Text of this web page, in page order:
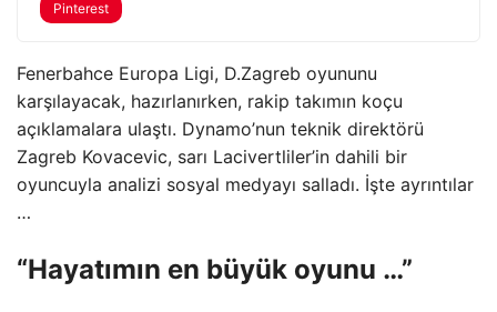
Pinterest
Fenerbahce Europa Ligi, D.Zagreb oyununu
karşılayacak, hazırlanırken, rakip takımın koçu
açıklamalara ulaştı. Dynamo’nun teknik direktörü
Zagreb Kovacevic, sarı Lacivertliler’in dahili bir
oyuncuyla analizi sosyal medyayı salladı. İşte ayrıntılar
…
“Hayatımın en büyük oyunu …”